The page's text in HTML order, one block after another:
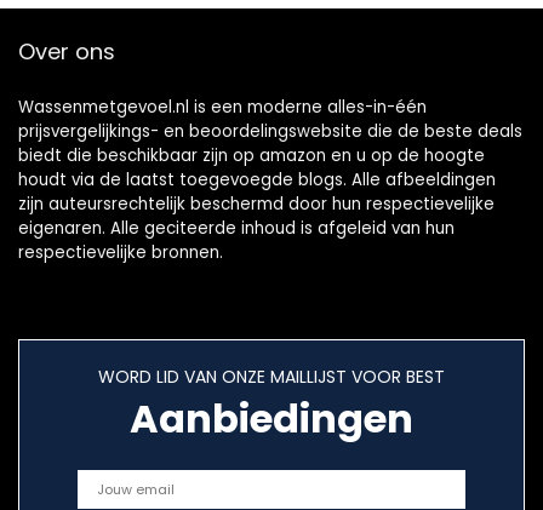
Over ons
Wassenmetgevoel.nl is een moderne alles-in-één
prijsvergelijkings- en beoordelingswebsite die de beste deals
biedt die beschikbaar zijn op amazon en u op de hoogte
houdt via de laatst toegevoegde blogs. Alle afbeeldingen
zijn auteursrechtelijk beschermd door hun respectievelijke
eigenaren. Alle geciteerde inhoud is afgeleid van hun
respectievelijke bronnen.
WORD LID VAN ONZE MAILLIJST VOOR BEST
Aanbiedingen